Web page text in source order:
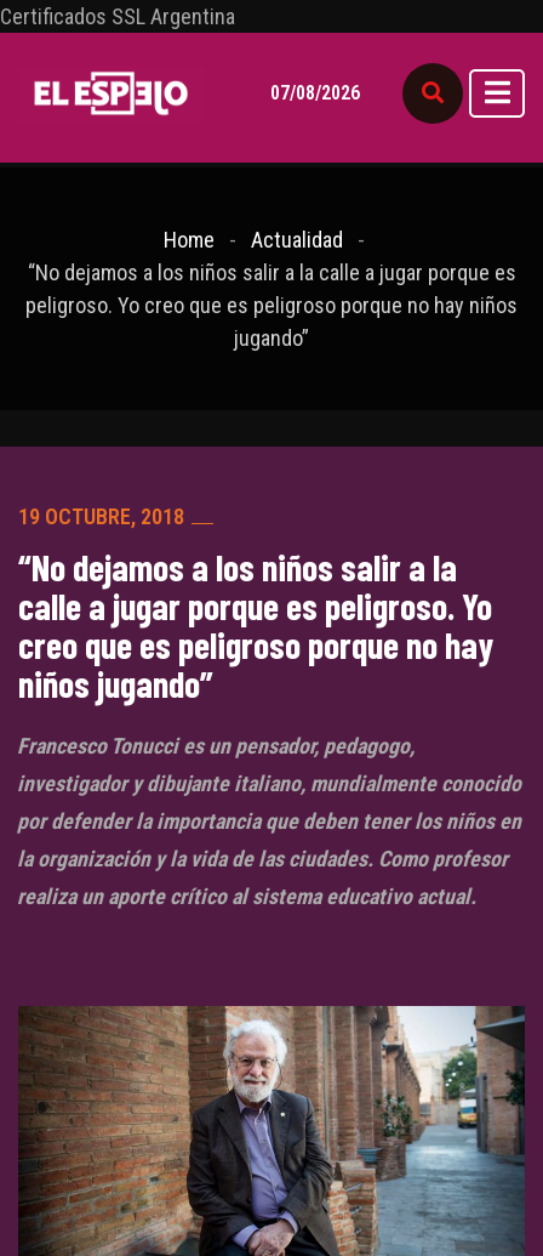
Certificados SSL Argentina
07/08/2026
Home
Actualidad
“No dejamos a los niños salir a la calle a jugar porque es
peligroso. Yo creo que es peligroso porque no hay niños
jugando”
19 OCTUBRE, 2018
“No dejamos a los niños salir a la
calle a jugar porque es peligroso. Yo
creo que es peligroso porque no hay
niños jugando”
Francesco Tonucci es un pensador, pedagogo,
investigador y dibujante italiano, mundialmente conocido
por defender la importancia que deben tener los niños en
la organización y la vida de las ciudades. Como profesor
realiza un aporte crítico al sistema educativo actual.